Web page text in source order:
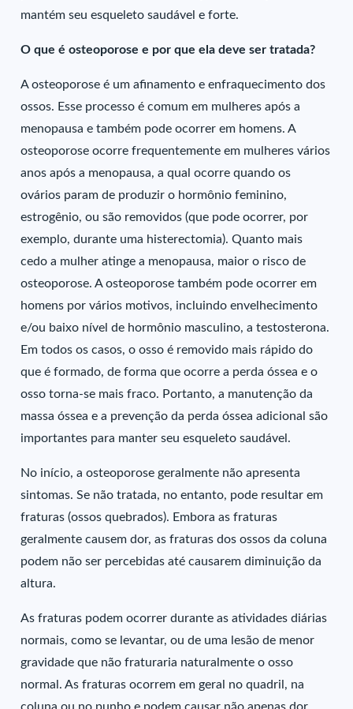
mantém seu esqueleto saudável e forte.
O que é osteoporose e por que ela deve ser tratada?
A osteoporose é um afinamento e enfraquecimento dos
ossos. Esse processo é comum em mulheres após a
menopausa e também pode ocorrer em homens. A
osteoporose ocorre frequentemente em mulheres vários
anos após a menopausa, a qual ocorre quando os
ovários param de produzir o hormônio feminino,
estrogênio, ou são removidos (que pode ocorrer, por
exemplo, durante uma histerectomia). Quanto mais
cedo a mulher atinge a menopausa, maior o risco de
osteoporose. A osteoporose também pode ocorrer em
homens por vários motivos, incluindo envelhecimento
e/ou baixo nível de hormônio masculino, a testosterona.
Em todos os casos, o osso é removido mais rápido do
que é formado, de forma que ocorre a perda óssea e o
osso torna-se mais fraco. Portanto, a manutenção da
massa óssea e a prevenção da perda óssea adicional são
importantes para manter seu esqueleto saudável.
No início, a osteoporose geralmente não apresenta
sintomas. Se não tratada, no entanto, pode resultar em
fraturas (ossos quebrados). Embora as fraturas
geralmente causem dor, as fraturas dos ossos da coluna
podem não ser percebidas até causarem diminuição da
altura.
As fraturas podem ocorrer durante as atividades diárias
normais, como se levantar, ou de uma lesão de menor
gravidade que não fraturaria naturalmente o osso
normal. As fraturas ocorrem em geral no quadril, na